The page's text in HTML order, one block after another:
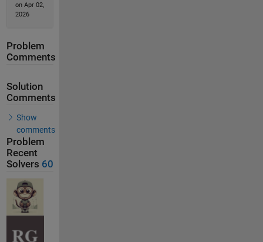
on Apr 02,
2026
Problem
Comments
Solution
Comments
Show
comments
Problem
Recent
Solvers 60